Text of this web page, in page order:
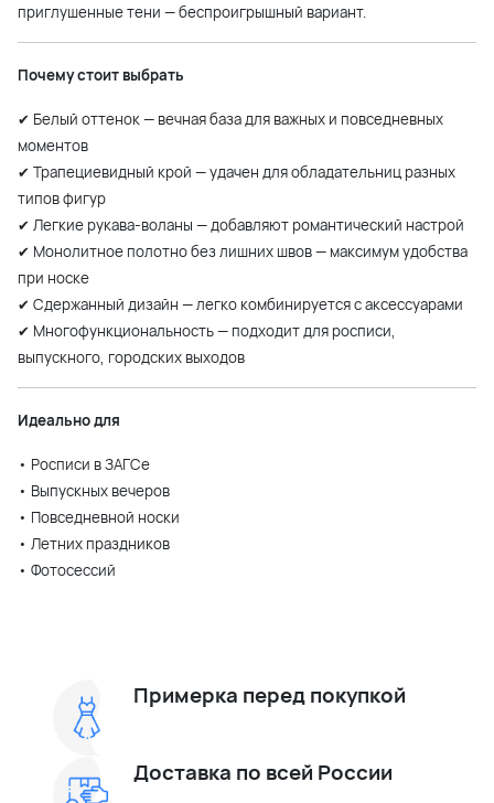
приглушенные тени — беспроигрышный вариант.
Почему стоит выбрать
✔ Белый оттенок — вечная база для важных и повседневных
моментов
✔ Трапециевидный крой — удачен для обладательниц разных
типов фигур
✔ Легкие рукава-воланы — добавляют романтический настрой
✔ Монолитное полотно без лишних швов — максимум удобства
при носке
✔ Сдержанный дизайн — легко комбинируется с аксессуарами
✔ Многофункциональность — подходит для росписи,
выпускного, городских выходов
Идеально для
• Росписи в ЗАГСе
• Выпускных вечеров
• Повседневной носки
• Летних праздников
• Фотосессий
Примерка перед покупкой
Доставка по всей России